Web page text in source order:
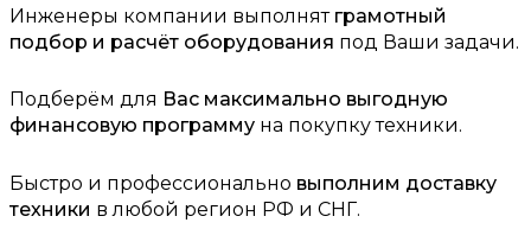
Инженеры компании выполнят грамотный
подбор и расчёт оборудования под Ваши задачи.
Подберём для Вас максимально выгодную
финансовую программу на покупку техники.
Быстро и профессионально выполним доставку
техники в любой регион РФ и СНГ.